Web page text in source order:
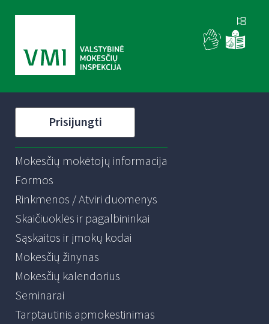
Prisijungti
Mokesčių mokėtojų informacija
Formos
Rinkmenos / Atviri duomenys
Skaičiuoklės ir pagalbininkai
Sąskaitos ir įmokų kodai
Mokesčių žinynas
Mokesčių kalendorius
Seminarai
Tarptautinis apmokestinimas